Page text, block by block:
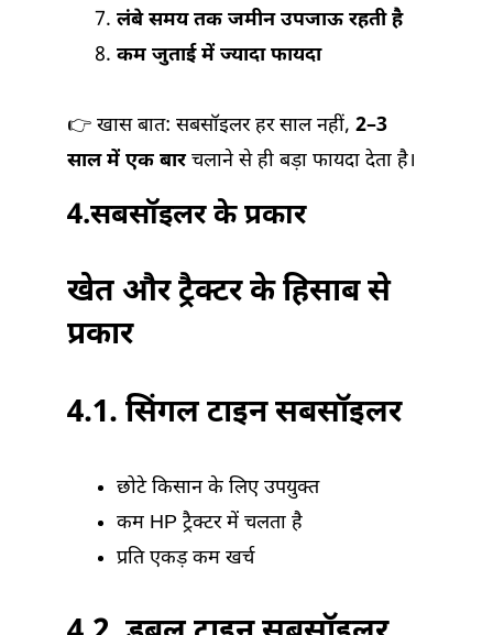
लंबे समय तक जमीन उपजाऊ रहती है
कम जुताई में ज्यादा फायदा
👉 खास बात: सबसॉइलर हर साल नहीं, 2–3
साल में एक बारचलाने से ही बड़ा फायदा देता है।
4.सबसॉइलर के प्रकार
खेत और ट्रैक्टर के हिसाब से
प्रकार
4.1. सिंगल टाइन सबसॉइलर
छोटे किसान के लिए उपयुक्त
कम HP ट्रैक्टर में चलता है
प्रति एकड़ कम खर्च